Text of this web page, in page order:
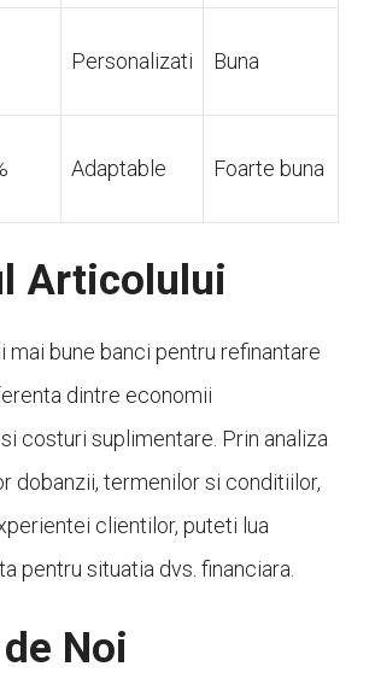
Personalizati Buna
Adaptable Foarte buna
Articolului
mai bune banci pentru refinantare
dintre economii
costuri suplimentare. Prin analiza
dobanzii, termenilor si conditiilor,
clientilor, puteti lua
pentru situatia dvs. financiara.
Noi